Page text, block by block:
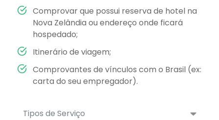
Tipos de Serviço
Comprovar que possui reserva de hotel na
Nova Zelândia ou endereço onde ficará
hospedado;
Itinerário de viagem;
Comprovantes de vínculos com o Brasil (ex:
carta do seu empregador).